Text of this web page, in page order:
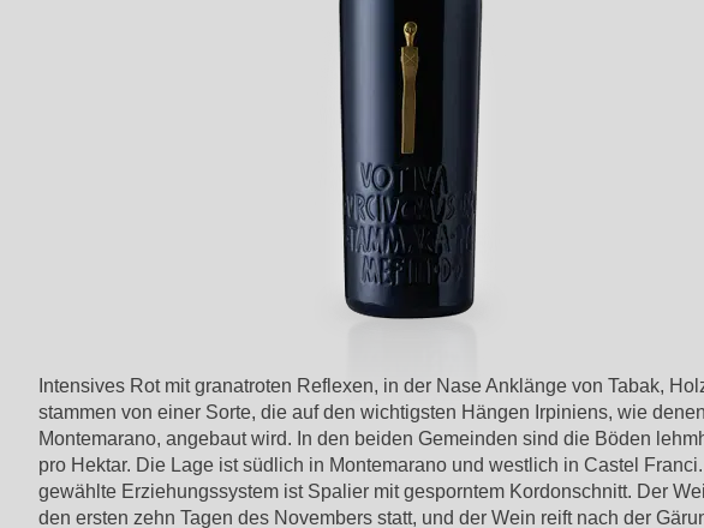
Intensives Rot mit granatroten Reflexen, in der Nase Anklänge von Tabak,
stammen von einer Sorte, die auf den wichtigsten Hängen Irpiniens, wie
Montemarano, angebaut wird. In den beiden Gemeinden sind die Böden
pro Hektar. Die Lage ist südlich in Montemarano und westlich in Castel
gewählte Erziehungssystem ist Spalier mit gesporntem Kordonschnitt. Der
den ersten zehn Tagen des Novembers statt, und der Wein reift nach der